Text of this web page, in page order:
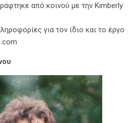
από κοινού με την Kimberly
για τον ίδιο και το έργο